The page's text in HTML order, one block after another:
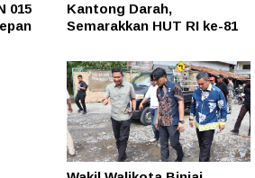
015
Kantong Darah,
Semarakkan HUT RI ke-81